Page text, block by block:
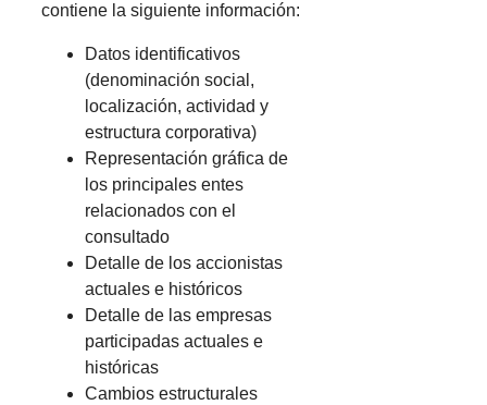
contiene la siguiente información:
Datos identificativos
(denominación social,
localización, actividad y
estructura corporativa)
Representación gráfica de
los principales entes
relacionados con el
consultado
Detalle de los accionistas
actuales e históricos
Detalle de las empresas
participadas actuales e
históricas
Cambios estructurales